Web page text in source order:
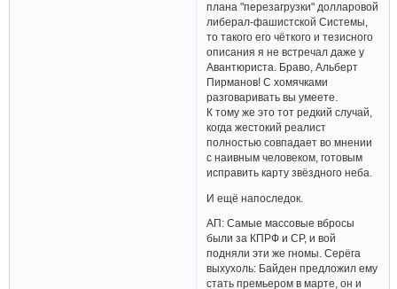
плана "перезагрузки" долларовой
либерал-фашистской Системы,
то такого его чёткого и тезисного
описания я не встречал даже у
Авантюриста. Браво, Альберт
Пирманов! С хомячками
разговаривать вы умеете.
К тому же это тот редкий случай,
когда жестокий реалист
полностью совпадает во мнении
с наивным человеком, готовым
исправить карту звёздного неба.
И ещё напоследок.
АП: Самые массовые вбросы
были за КПРФ и СР, и вой
подняли эти же гномы. Серёга
выхухоль: Байден предложил ему
стать премьером в марте, он и